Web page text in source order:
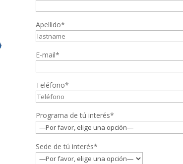
Apellido*
E-mail*
Teléfono*
Programa de tú interés*
Sede de tú interés*